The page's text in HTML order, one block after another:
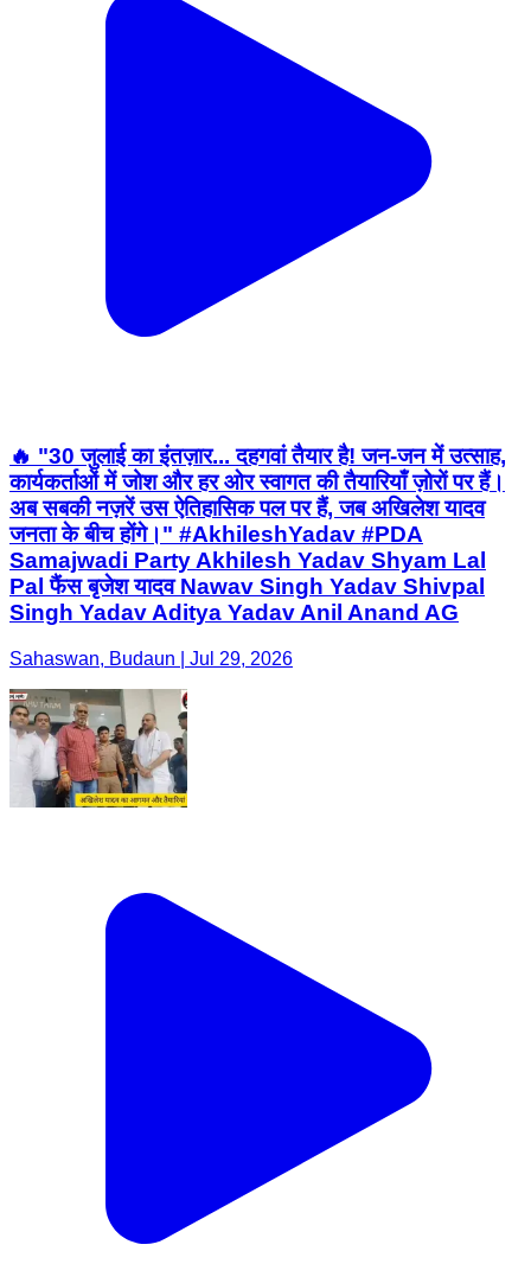
🔥 "30 जुलाई का इंतज़ार... दहगवां तैयार है! जन-जन में उत्साह,
कार्यकर्ताओं में जोश और हर ओर स्वागत की तैयारियाँ ज़ोरों पर हैं।
अब सबकी नज़रें उस ऐतिहासिक पल पर हैं, जब अखिलेश यादव
जनता के बीच होंगे।" #AkhileshYadav #PDA
Samajwadi Party Akhilesh Yadav Shyam Lal
Pal फैंस बृजेश यादव Nawav Singh Yadav Shivpal
Singh Yadav Aditya Yadav Anil Anand AG
Sahaswan, Budaun | Jul 29, 2026